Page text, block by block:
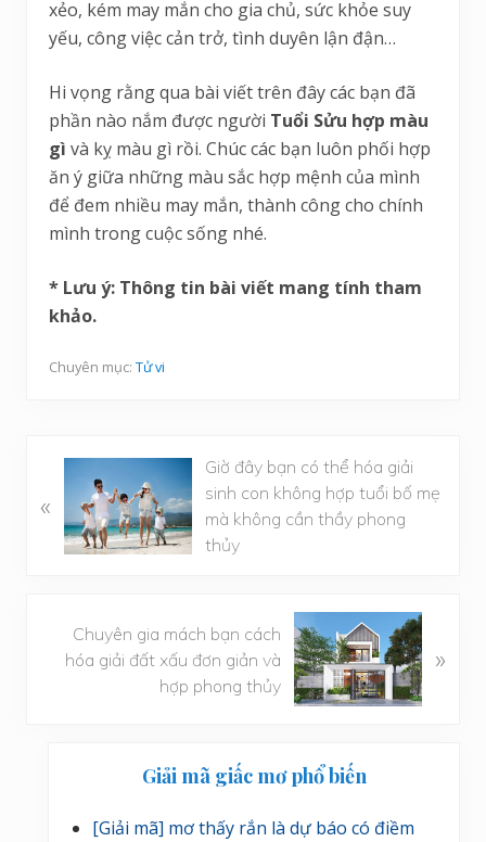
xẻo, kém may mắn cho gia chủ, sức khỏe suy
yếu, công việc cản trở, tình duyên lận đận…
Hi vọng rằng qua bài viết trên đây các bạn đã
phần nào nắm được người Tuổi Sửu hợp màu
gì và kỵ màu gì rồi. Chúc các bạn luôn phối hợp
ăn ý giữa những màu sắc hợp mệnh của mình
để đem nhiều may mắn, thành công cho chính
mình trong cuộc sống nhé.
* Lưu ý: Thông tin bài viết mang tính tham
khảo.
Chuyên mục: Tử vi
i
«
Giờ đây bạn có thể hóa giải
sinh con không hợp tuổi bố mẹ
mà không cần thầy phong
thủy
Chuyên gia mách bạn cách
hóa giải đất xấu đơn giản và
hợp phong thủy
»
SidebarGiải mã giấc mơ phổ biến
[Giải mã] mơ thấy rắn là dự báo có điềm